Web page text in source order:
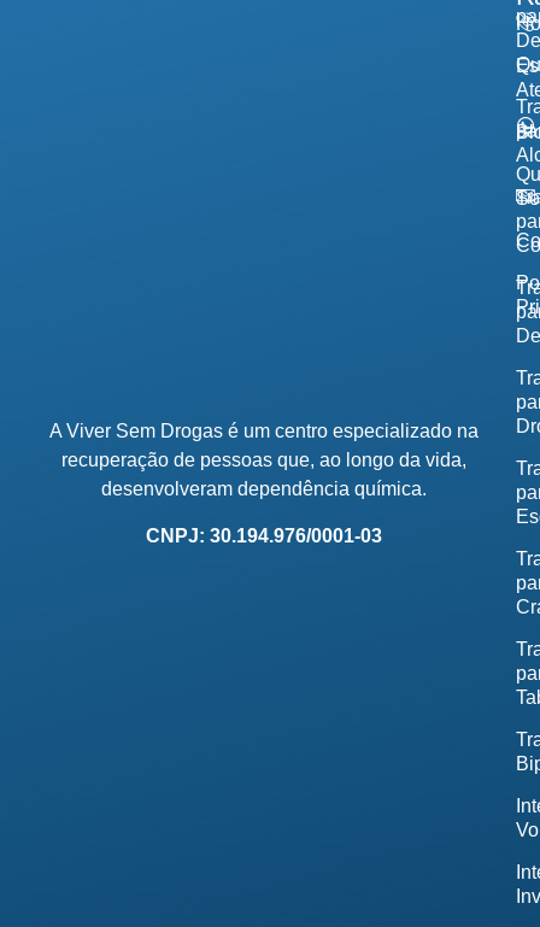
A Viver Sem Drogas é um centro especializado na
recuperação de pessoas que, ao longo da vida,
desenvolveram dependência química.
CNPJ: 30.194.976/0001-03